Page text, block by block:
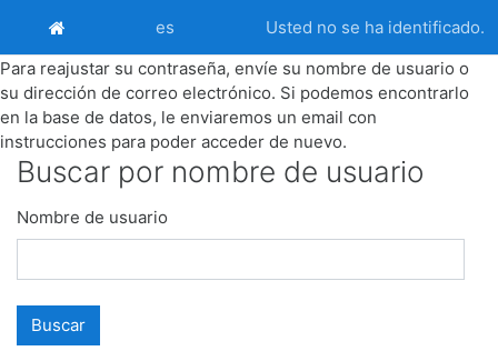
Página Principal
es
Usted no se ha identificado.
Para reajustar su contraseña, envíe su nombre de usuario o
su dirección de correo electrónico. Si podemos encontrarlo
en la base de datos, le enviaremos un email con
instrucciones para poder acceder de nuevo.
Buscar por nombre de usuario
Buscar por nombre de usuario
Nombre de usuario